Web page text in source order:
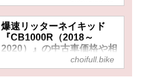
2017年モデル以降を狙いた
い理由とは？【チョイフ
ル！おすすめ中古バイク価
格リサーチ／2024年10月
版】
爆速リッターネイキッド
『CB1000R（2018～
2020）』の中古車価格や相
場はいくら？ 走りはスーパ
ースポーツ同然だけど初期
choifull.bike